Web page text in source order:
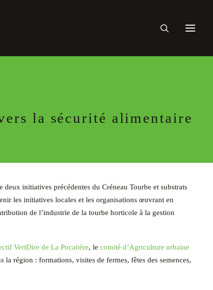
la sécurité alimentaire
initiatives précédentes du Créneau Tourbe et substrats
les initiatives locales et les organisations œuvrant en
de l’industrie de la tourbe horticole à la gestion
VertDire de La Pocatière, le comité d’Agriculture urbaine
région : formations, visites de fermes, fêtes des semences,